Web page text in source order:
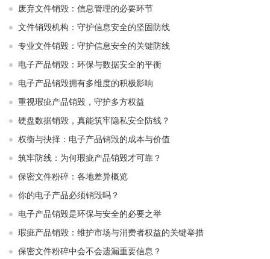
废弃文件销毁：信息管理的必要环节
文件销毁机构：守护信息安全的坚固防线
专业文件销毁：守护信息安全的关键防线
电子产品销毁：环保与数据安全的平衡
电子产品销毁拥有多维度的积极影响
重视瑕疵产品销毁，守护多方权益
硬盘数据销毁，真能筑牢隐私安全防线？
权衡与抉择：电子产品销毁的成本与价值
筑牢防线：为何瑕疵产品销毁才可靠？
保密文件粉碎：各地差异概览
你的电子产品必须销毁吗？
电子产品销毁是环保与安全的必要之举​ ​
瑕疵产品销毁：维护市场与消费者权益的关键举措​ ​
保密文件粉碎中会不会遗漏重要信息？